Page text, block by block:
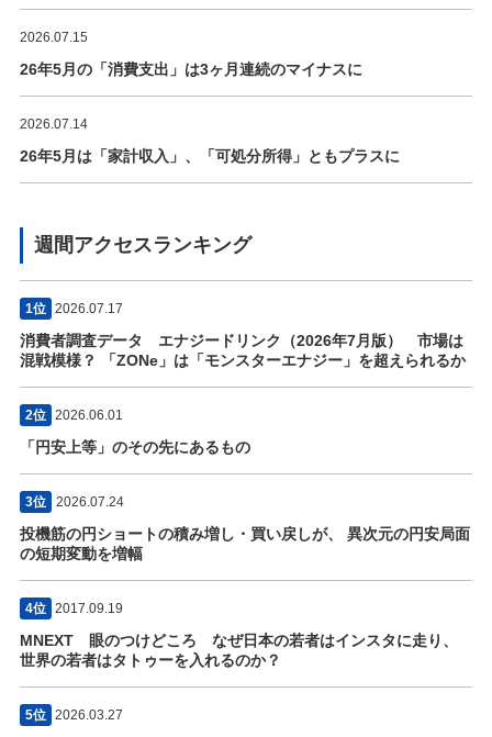
2026.07.15
26年5月の「消費支出」は3ヶ月連続のマイナスに
2026.07.14
26年5月は「家計収入」、「可処分所得」ともプラスに
週間アクセスランキング
1位 2026.07.17
消費者調査データ エナジードリンク（2026年7月版） 市場は
混戦模様？ 「ZONe」は「モンスターエナジー」を超えられるか
2位 2026.06.01
「円安上等」のその先にあるもの
3位 2026.07.24
投機筋の円ショートの積み増し・買い戻しが、 異次元の円安局面
の短期変動を増幅
4位 2017.09.19
MNEXT 眼のつけどころ なぜ日本の若者はインスタに走り、
世界の若者はタトゥーを入れるのか？
5位 2026.03.27